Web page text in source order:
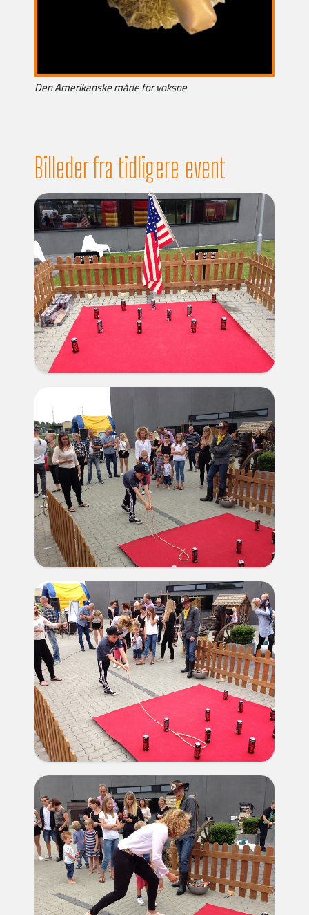
Den Amerikanske måde for voksne
Billeder fra tidligere event